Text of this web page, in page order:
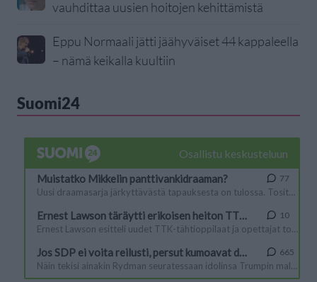
vauhdittaa uusien hoitojen kehittämistä
Eppu Normaali jätti jäähyväiset 44 kappaleella
– nämä keikalla kuultiin
Suomi24